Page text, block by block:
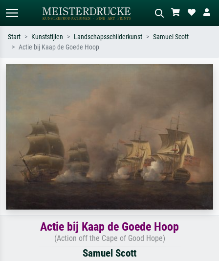
Start Kunststijlen Landschapsschilderkunst
Samuel Scott
Actie bij Kaap de Goede Hoop
Actie bij Kaap de Goede Hoop
(Action off the Cape of Good Hope)
Samuel Scott